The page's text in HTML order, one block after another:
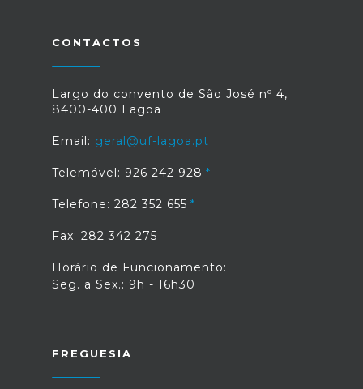
CONTACTOS
Largo do convento de São José nº 4,
8400-400 Lagoa
Email: geral@uf-lagoa.pt
Telemóvel: 926 242 928
Telefone: 282 352 655
Fax: 282 342 275
Horário de Funcionamento:
Seg. a Sex.: 9h - 16h30
FREGUESIA